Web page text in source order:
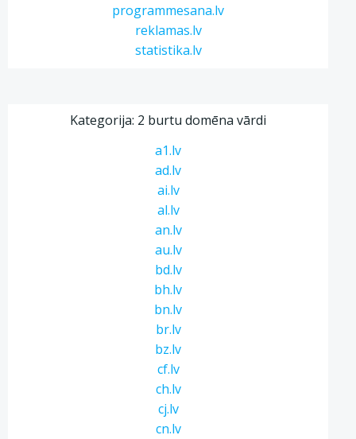
programmesana.lv
reklamas.lv
statistika.lv
Kategorija: 2 burtu domēna vārdi
a1.lv
ad.lv
ai.lv
al.lv
an.lv
au.lv
bd.lv
bh.lv
bn.lv
br.lv
bz.lv
cf.lv
ch.lv
cj.lv
cn.lv